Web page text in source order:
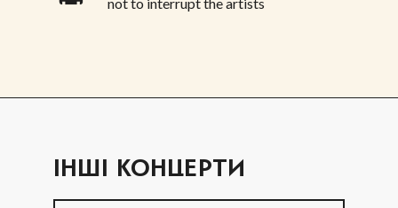
ІНШІ КОНЦЕРТИ